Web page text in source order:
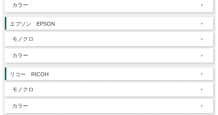
カラー
エプソン EPSON
モノクロ
カラー
リコー RICOH
モノクロ
カラー